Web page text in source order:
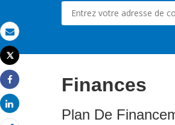
Email
Imprimer
Tweet
Share
Share
Finances
Plan De